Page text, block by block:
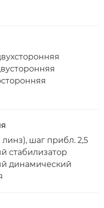
шаг прибл. 2,5
стабилизатор
динамический